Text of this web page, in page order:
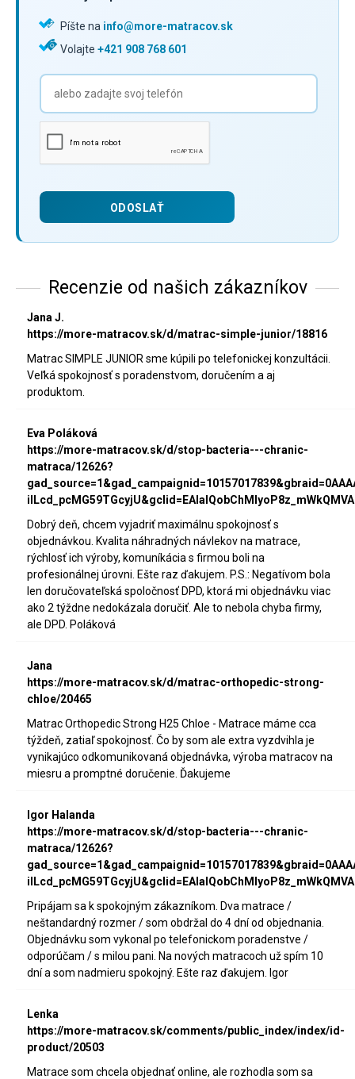
Píšte na info@more-matracov.sk
Volajte +421 908 768 601
Recenzie od našich zákazníkov
Jana J.
https://more-matracov.sk/d/matrac-simple-junior/18816
Matrac SIMPLE JUNIOR sme kúpili po telefonickej konzultácii.
Veľká spokojnosť s poradenstvom, doručením a aj
produktom.
Eva Poláková
https://more-matracov.sk/d/stop-bacteria---chranic-
matraca/12626?
Dobrý deň, chcem vyjadriť maximálnu spokojnosť s
objednávkou. Kvalita náhradných návlekov na matrace,
rýchlosť ich výroby, komuníkácia s firmou boli na
profesionálnej úrovni. Ešte raz ďakujem. P.S.: Negatívom bola
len doručovateľská spoločnosť DPD, ktorá mi objednávku viac
ako 2 týždne nedokázala doručiť. Ale to nebola chyba firmy,
ale DPD. Poláková
Jana
https://more-matracov.sk/d/matrac-orthopedic-strong-
chloe/20465
Matrac Orthopedic Strong H25 Chloe - Matrace máme cca
týždeň, zatiaľ spokojnosť. Čo by som ale extra vyzdvihla je
vynikajúco odkomunikovaná objednávka, výroba matracov na
miesru a promptné doručenie. Ďakujeme
Igor Halanda
https://more-matracov.sk/d/stop-bacteria---chranic-
matraca/12626?
Pripájam sa k spokojným zákazníkom. Dva matrace /
neštandardný rozmer / som obdržal do 4 dní od objednania.
Objednávku som vykonal po telefonickom poradenstve /
odporúčam / s milou pani. Na nových matracoch už spím 10
dní a som nadmieru spokojný. Ešte raz ďakujem. Igor
Lenka
https://more-matracov.sk/comments/public_index/index/id-
product/20503
Matrace som chcela objednať online, ale rozhodla som sa